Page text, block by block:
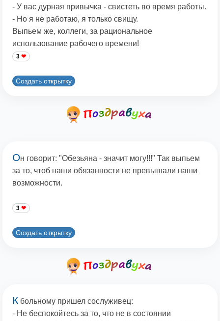
- У вас дурная привычка - свистеть во время работы.
- Но я не работаю, я только свищу.
Выпьем же, коллеги, за рациональное
использование рабочего времени!
3
Создать открытку
Он говорит: "Обезьяна - значит могу!!!" Так выпьем
за то, чтоб наши обязанности не превышали наши
возможности.
3
Создать открытку
К больному пришел сослуживец:
- Не беспокойтесь за то, что не в состоянии